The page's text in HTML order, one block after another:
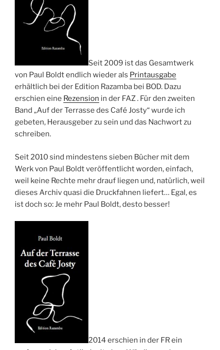
Seit 2009 ist das Gesamtwerk
von Paul Boldt endlich wieder als Printausgabe
erhältlich bei der Edition Razamba bei BOD. Dazu
erschien eine Rezension in der FAZ . Für den zweiten
Band „Auf der Terrasse des Café Josty“ wurde ich
gebeten, Herausgeber zu sein und das Nachwort zu
schreiben.
Seit 2010 sind mindestens sieben Bücher mit dem
Werk von Paul Boldt veröffentlicht worden, einfach,
weil keine Rechte mehr drauf liegen und, natürlich, weil
dieses Archiv quasi die Druckfahnen liefert… Egal, es
ist doch so: Je mehr Paul Boldt, desto besser!
2014 erschien in der FR ein